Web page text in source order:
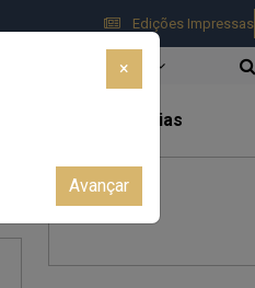
Edições Impressas
AUTÁRQUICAS 2025
×
Avançar
Últimas Notícias